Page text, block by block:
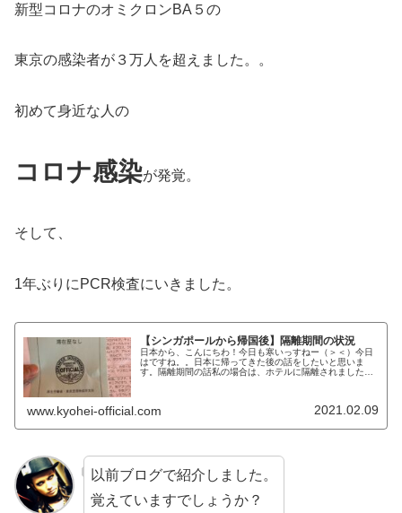
新型コロナのオミクロンBA５の
東京の感染者が３万人を超えました。。
初めて身近な人の
コロナ感染が発覚。
そして、
1年ぶりにPCR検査にいきました。
【シンガポールから帰国後】隔離期間の状況
日本から、こんにちわ！今日も寒いっすねー（＞＜）今日
はですね。。日本に帰ってきた後の話をしたいと思いま
す。隔離期間の話私の場合は、ホテルに隔離されました。
www.kyohei-official.com 2021.02.09
以前ブログで紹介しました。
覚えていますでしょうか？